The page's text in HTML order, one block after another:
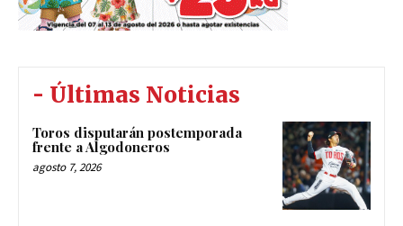
- Últimas Noticias
Toros disputarán postemporada
frente a Algodoneros
agosto 7, 2026